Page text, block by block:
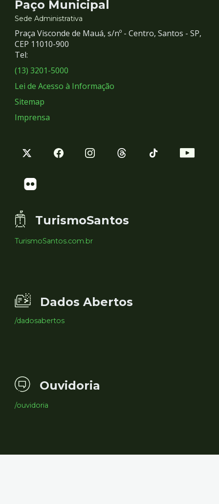
e
Redes
Sociais
Paço Municipal
Sede Administrativa
Praça Visconde de Mauá, s/nº - Centro, Santos - SP,
CEP 11010-900
Tel:
(13) 3201-5000
Lei de Acesso à Informação
Sitemap
Imprensa
TurismoSantos
TurismoSantos.com.br
Dados Abertos
/dadosabertos
Ouvidoria
/ouvidoria